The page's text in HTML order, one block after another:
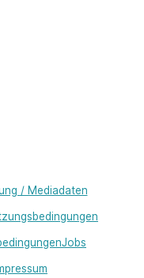
/ Mediadaten
Jobs